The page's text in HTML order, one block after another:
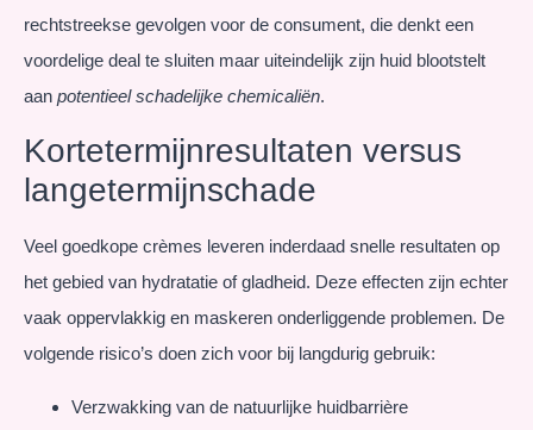
rechtstreekse gevolgen voor de consument, die denkt een
voordelige deal te sluiten maar uiteindelijk zijn huid blootstelt
aan potentieel schadelijke chemicaliën.
Kortetermijnresultaten versus
langetermijnschade
Veel goedkope crèmes leveren inderdaad snelle resultaten op
het gebied van hydratatie of gladheid. Deze effecten zijn echter
vaak oppervlakkig en maskeren onderliggende problemen. De
volgende risico’s doen zich voor bij langdurig gebruik:
Verzwakking van de natuurlijke huidbarrière